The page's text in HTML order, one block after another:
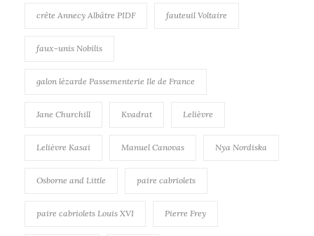
crête Annecy Albâtre PIDF fauteuil Voltaire
faux-unis Nobilis
galon lézarde Passementerie Ile de France
Jane Churchill Kvadrat Lelièvre
Lelièvre Kasai Manuel Canovas Nya Nordiska
Osborne and Little paire cabriolets
paire cabriolets Louis XVI Pierre Frey